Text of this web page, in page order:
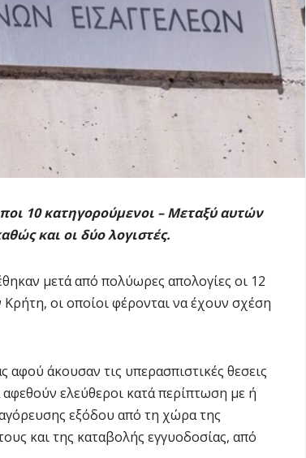
10 κατηγορούμενοι – Μεταξύ αυτών
και οι δύο λογιστές.
μετά από πολύωρες απολογίες οι 12
οι οποίοι φέρονται να έχουν σχέση
αφού άκουσαν τις υπερασπιστικές θεσεις
ελεύθεροι κατά περίπτωση με ή
εξόδου από τη χώρα της
και της καταβολής εγγυοδοσίας, από